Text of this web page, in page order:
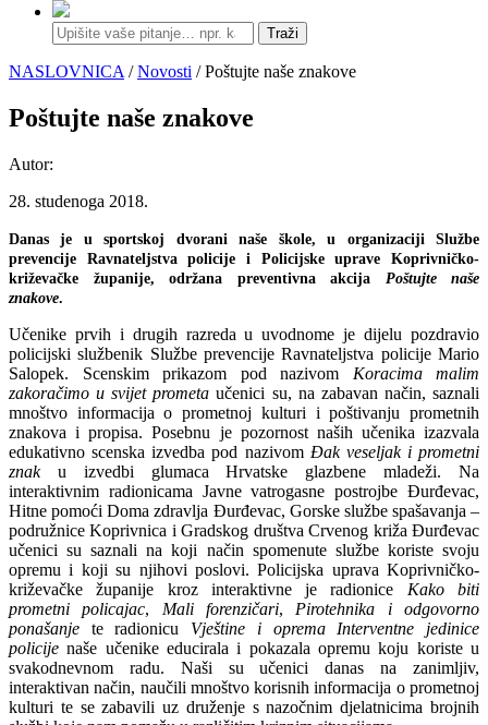
Traži
NASLOVNICA /Novosti / Poštujte naše znakove
Poštujte naše znakove
Autor:
28. studenoga 2018.
Danas je u sportskoj dvorani naše škole, u organizaciji Službe
prevencije Ravnateljstva policije i Policijske uprave Koprivničko-
križevačke županije, održana preventivna akcija Poštujte naše
znakove.
Učenike prvih i drugih razreda u uvodnome je dijelu pozdravio
policijski službenik Službe prevencije Ravnateljstva policije Mario
Salopek. Scenskim prikazom pod nazivom Koracima malim
zakoračimo u svijet prometa učenici su, na zabavan način, saznali
mnoštvo informacija o prometnoj kulturi i poštivanju prometnih
znakova i propisa. Posebnu je pozornost naših učenika izazvala
edukativno scenska izvedba pod nazivom Đak veseljak i prometni
znaku izvedbi glumaca Hrvatske glazbene mladeži. Na
interaktivnim radionicama Javne vatrogasne postrojbe Đurđevac,
Hitne pomoći Doma zdravlja Đurđevac, Gorske službe spašavanja –
podružnice Koprivnica i Gradskog društva Crvenog križa Đurđevac
učenici su saznali na koji način spomenute službe koriste svoju
opremu i koji su njihovi poslovi. Policijska uprava Koprivničko-
križevačke županije kroz interaktivne je radionice Kako biti
prometni policajac, Mali forenzičari, Pirotehnika i odgovorno
ponašanje te radionicu Vještine i
oprema Interventne jedinice
policije naše učenike educirala i pokazala opremu koju koriste u
svakodnevnom radu. Naši su učenici danas na zanimljiv,
interaktivan način, naučili mnoštvo korisnih informacija o prometnoj
kulturi te se zabavili uz druženje s nazočnim djelatnicima brojnih